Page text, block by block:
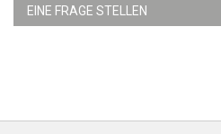
EINE FRAGE STELLEN